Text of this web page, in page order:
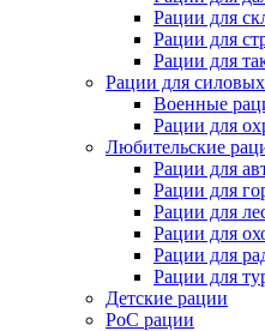
Рации для
Рации для
Рации для
Рации для
Военные
Рации для
Любительские
Рации для
Рации для
Рации для
Рации для
Рации для
Рации для
Детские рации
PoC рации